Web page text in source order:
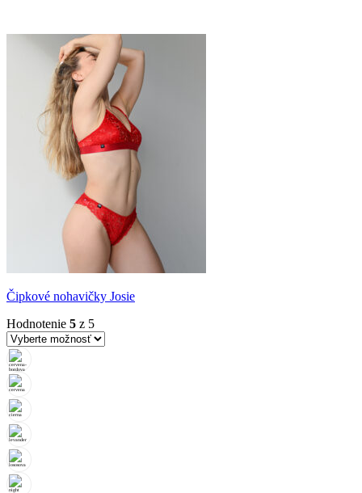
Čipkové nohavičky Josie
Hodnotenie 5 z 5